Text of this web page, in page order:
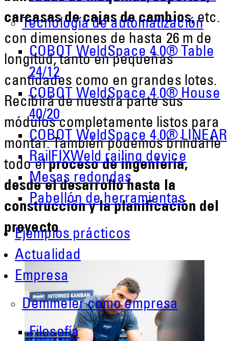
Tecnología de automatización
COBOT WeldSpace 4.0® Table
24/12
COBOT WeldSpace 4.0® House
40/20
COBOT WeldSpace 4.0® LINEAR
RailFIXWeld railing device
Mesas redondas
Pabellón de herramientas
Ejemplos prácticos
Actualidad
Empresa
Demmeler como empresa
Filosofía
carcasas de cajas de cambios,etc.
con dimensiones de hasta 26 m de
longitud, tanto en pequeñas
cantidades como en grandes lotes.
Recibirá de nuestra parte sus
módulos completamente listos para
montar. También podemos brindarle
todo elproceso de ingeniería,
desde el desarrollo hasta la
construcción y la planificación del
proyecto.